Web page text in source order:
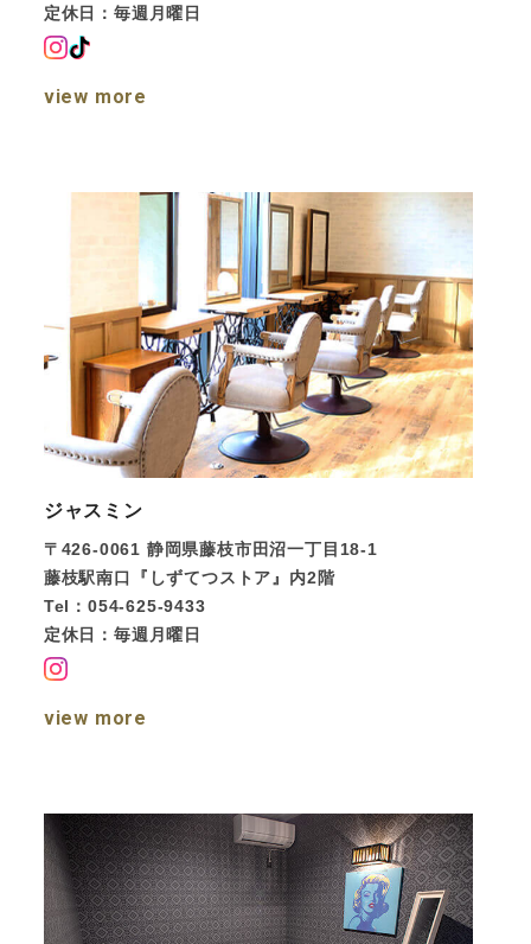
定休日：毎週月曜日
view more
ジャスミン
〒426-0061 静岡県藤枝市田沼一丁目18-1
藤枝駅南口『しずてつストア』内2階
Tel：054-625-9433
定休日：毎週月曜日
view more